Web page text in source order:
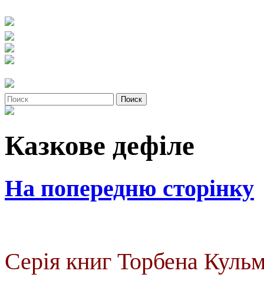
Казкове дефіле
На попередню сторінку
Серія книг Торбена